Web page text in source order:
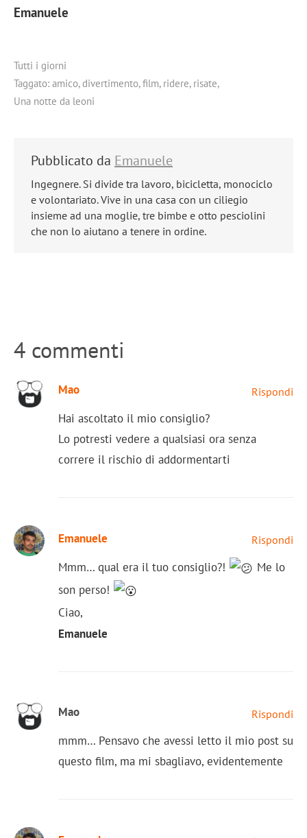
Emanuele
Tutti i giorni
Taggato: amico,divertimento,film, ridere, risate,
Una notte da leoni
Pubblicato da Emanuele
Ingegnere. Si divide tra lavoro, bicicletta, monociclo
e volontariato. Vive in una casa con un ciliegio
insieme ad una moglie, tre bimbe e otto pesciolini
che non lo aiutano a tenere in ordine.
4 commenti
Mao Rispondi
Hai ascoltato il mio consiglio?
Lo potresti vedere a qualsiasi ora senza
correre il rischio di addormentarti
Emanuele Rispondi
Mmm… qual era il tuo consiglio?!
Me lo
son perso!
Ciao,
Emanuele
Mao Rispondi
mmm… Pensavo che avessi letto il mio post su
questo film, ma mi sbagliavo, evidentemente